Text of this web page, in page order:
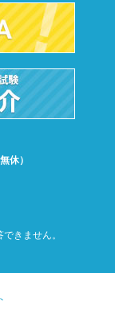
休）
きません。